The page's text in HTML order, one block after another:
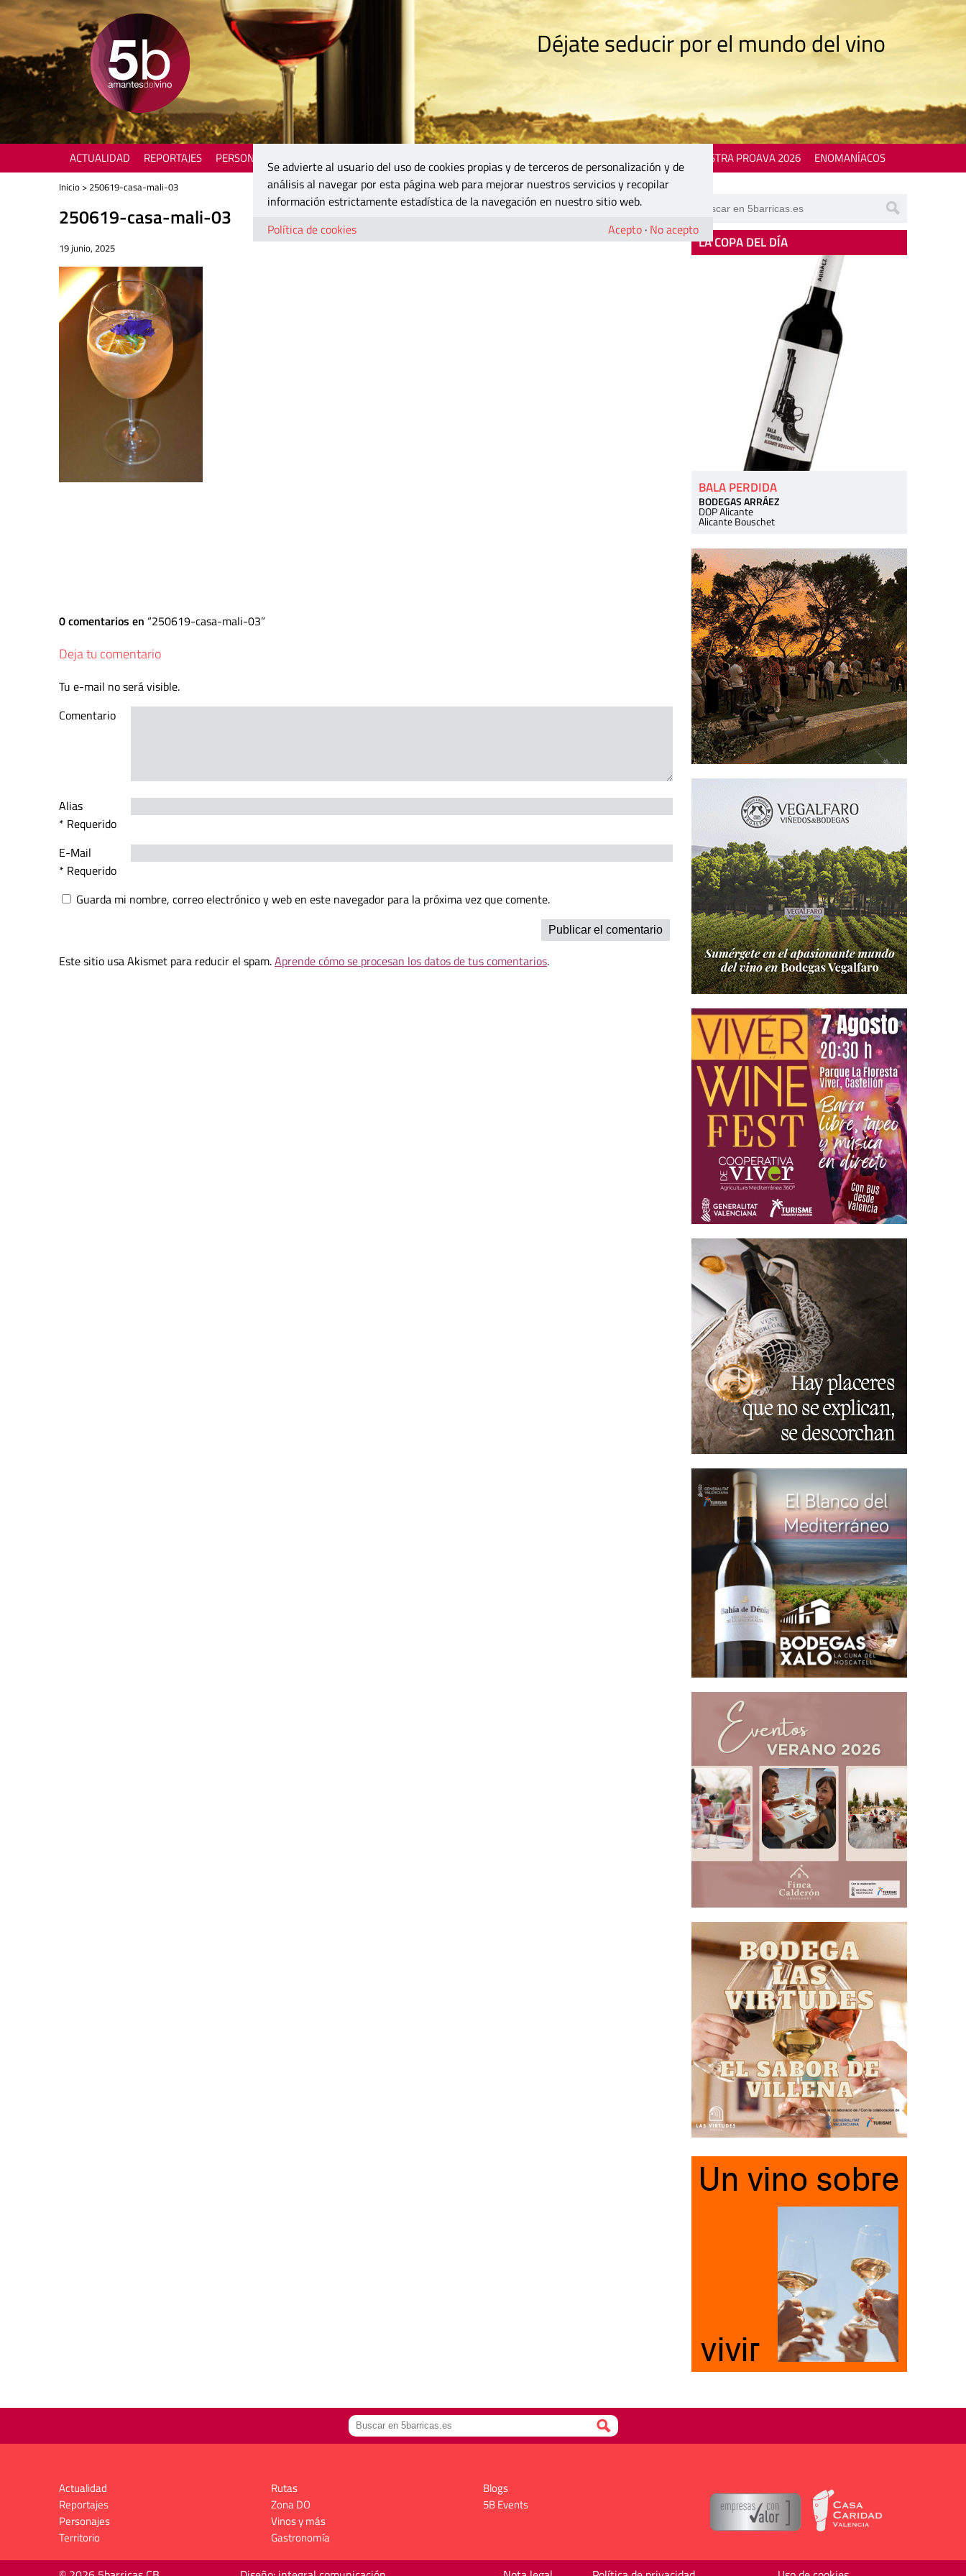
Déjate seducir por el mundo del vino
ACTUALIDAD REPORTAJES PERSONAJES MOSTRA PROAVA 2026 ENOMANÍACOS
Inicio > 250619-casa-mali-03
250619-casa-mali-03
19 junio, 2025
0 comentarios en 250619-casa-mali-03
Deja tu comentario
Tu e-mail no será visible.
Comentario
Alias
* Requerido
E-Mail
* Requerido
Guarda mi nombre, correo electrónico y web en este navegador para la próxima vez que comente.
Este sitio usa Akismet para reducir el spam.Aprende cómo se procesan los datos de tus comentarios.
LA COPA DEL DÍA
BALA PERDIDA
BODEGAS ARRÁEZ
DOP Alicante
Alicante Bouschet
Actualidad
Reportajes
Personajes
Territorio
Rutas
Zona DO
Vinos y más
Gastronomía
Blogs
5B Events
Se advierte al usuario del uso de cookies propias y de terceros de personalización y de
análisis al navegar por esta página web para mejorar nuestros servicios y recopilar
información estrictamente estadística de la navegación en nuestro sitio web.
Política de cookies
Acepto · No acepto